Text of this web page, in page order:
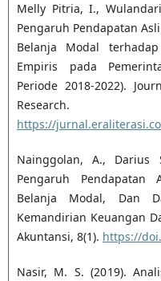
Melly Pitria, I.,
Pengaruh Pendapatan
Belanja Modal
Empiris pada
Periode 2018-2022).
Research.
https://
Nainggolan, A., Darius
Pengaruh Pendapatan
Belanja Modal, Dan
Kemandirian Keuangan
Akuntansi, 8(1). https://
Nasir, M. S. (2019).